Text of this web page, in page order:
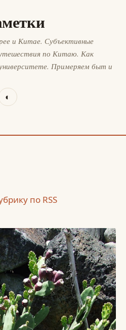
и Китае. Субъективные
по Китаю. Как
Примеряем быт и
◐
по RSS